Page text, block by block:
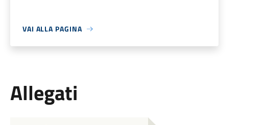
VAI ALLA PAGINA
Allegati